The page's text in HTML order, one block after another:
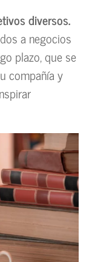
diversos.
a negocios
plazo, que se
compañía y